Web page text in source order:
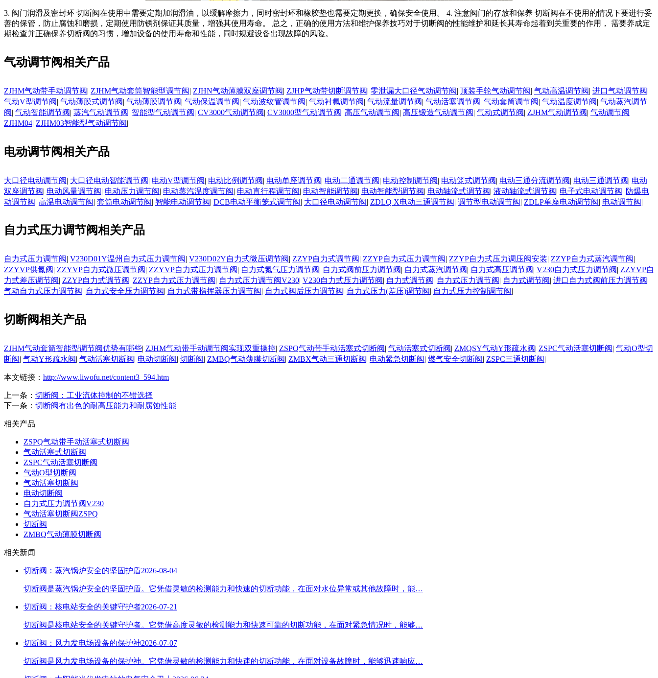
3. 阀门润滑及密封环 切断阀在使用中需要定期加润滑油，以缓解摩擦力，同时密封环和橡胶垫也需要定期更换，确保安全使用。 4. 注意阀门的存放和保养 切断阀在不使用的情况下要进行妥
善的保管，防止腐蚀和磨损，定期使用防锈剂保证其质量，增强其使用寿命。 总之，正确的使用方法和维护保养技巧对于切断阀的性能维护和延长其寿命起着到关重要的作用， 需要养成定
期检查并正确保养切断阀的习惯，增加设备的使用寿命和性能，同时规避设备出现故障的风险。
气动调节阀相关产品
ZJHM气动带手动调节阀| ZJHM气动套筒智能型调节阀| ZJHN气动薄膜双座调节阀| ZJHP气动带切断调节阀| 零泄漏大口径气动调节阀| 顶装手轮气动调节阀| 气动高温调节阀| 进口气动调节阀|
气动V型调节阀| 气动薄膜式调节阀| 气动薄膜调节阀| 气动保温调节阀| 气动波纹管调节阀| 气动衬氟调节阀| 气动流量调节阀| 气动活塞调节阀| 气动套筒调节阀| 气动温度调节阀| 气动蒸汽调节
阀| 气动智能调节阀| 蒸汽气动调节阀| 智能型气动调节阀| CV3000气动调节阀| CV3000型气动调节阀| 高压气动调节阀| 高压锻造气动调节阀| 气动式调节阀| ZJHM气动调节阀| 气动调节阀
ZJHM04| ZJHM03智能型气动调节阀|
电动调节阀相关产品
大口径电动调节阀| 大口径电动智能调节阀| 电动V型调节阀| 电动比例调节阀| 电动单座调节阀| 电动二通调节阀| 电动控制调节阀| 电动笼式调节阀| 电动三通分流调节阀| 电动三通调节阀| 电动
双座调节阀| 电动风量调节阀| 电动压力调节阀| 电动蒸汽温度调节阀| 电动直行程调节阀| 电动智能调节阀| 电动智能型调节阀| 电动轴流式调节阀| 液动轴流式调节阀| 电子式电动调节阀| 防爆电
动调节阀| 高温电动调节阀| 套筒电动调节阀| 智能电动调节阀| DCB电动平衡笼式调节阀| 大口径电动调节阀| ZDLQ X电动三通调节阀| 调节型电动调节阀| ZDLP单座电动调节阀| 电动调节阀|
自力式压力调节阀相关产品
自力式压力调节阀| V230D01Y温州自力式压力调节阀| V230D02Y自力式微压调节阀| ZZYP自力式调节阀| ZZYP自力式压力调节阀| ZZYP自力式压力调压阀安装| ZZYP自力式蒸汽调节阀|
ZZYVP供氮阀| ZZYVP自力式微压调节阀| ZZYVP自力式压力调节阀| 自力式氮气压力调节阀| 自力式阀前压力调节阀| 自力式蒸汽调节阀| 自力式高压调节阀| V230自力式压力调节阀| ZZYVP自
力式差压调节阀| ZZYP自力式调节阀| ZZYP自力式压力调节阀| 自力式压力调节阀V230| V230自力式压力调节阀| 自力式调节阀| 自力式压力调节阀| 自力式调节阀| 进口自力式阀前压力调节阀|
气动自力式压力调节阀| 自力式安全压力调节阀| 自力式带指挥器压力调节阀| 自力式阀后压力调节阀| 自力式压力(差压)调节阀| 自力式压力控制调节阀|
切断阀相关产品
ZJHM气动套筒智能型调节阀优势有哪些| ZJHM气动带手动调节阀实现双重操控| ZSPQ气动带手动活塞式切断阀| 气动活塞式切断阀| ZMQSY气动Y形疏水阀| ZSPC气动活塞切断阀| 气动O型切
断阀| 气动Y形疏水阀| 气动活塞切断阀| 电动切断阀| 切断阀| ZMBQ气动薄膜切断阀| ZMBX气动三通切断阀| 电动紧急切断阀| 燃气安全切断阀| ZSPC三通切断阀|
本文链接： http://www.liwofu.net/content3_594.htm
上一条： 切断阀：工业流体控制的不错选择
下一条： 切断阀有出色的耐高压能力和耐腐蚀性能
相关产品
ZSPQ气动带手动活塞式切断阀
气动活塞式切断阀
ZSPC气动活塞切断阀
气动O型切断阀
气动活塞切断阀
电动切断阀
自力式压力调节阀V230
气动活塞切断阀ZSPQ
切断阀
ZMBQ气动薄膜切断阀
相关新闻
切断阀：蒸汽锅炉安全的坚固护盾2026-08-04
切断阀是蒸汽锅炉安全的坚固护盾。它凭借灵敏的检测能力和快速的切断功能，在面对水位异常或其他故障时，能…
切断阀：核电站安全的关键守护者2026-07-21
切断阀是核电站安全的关键守护者。它凭借高度灵敏的检测能力和快速可靠的切断功能，在面对紧急情况时，能够…
切断阀：风力发电场设备的保护神2026-07-07
切断阀是风力发电场设备的保护神。它凭借灵敏的检测能力和快速的切断功能，在面对设备故障时，能够迅速响应…